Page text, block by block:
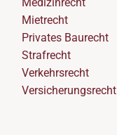
Medizinrecht
Mietrecht
Privates Baurecht
Strafrecht
Verkehrsrecht
Versicherungsrecht